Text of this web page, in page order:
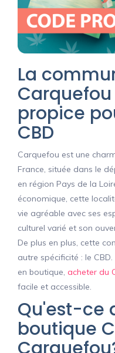
La
Carquefou
propice
CBD
Carquefou est une
France, située dans le
en région Pays de la
économique, cette
vie agréable avec ses
culturel varié et son
De plus en plus, cette
autre spécificité : le
en boutique, acheter du
facile et accessible.
Qu'est-ce
boutique